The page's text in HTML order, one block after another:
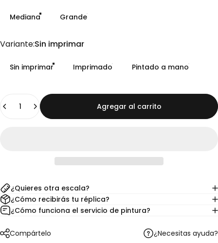
Mediana Grande
Variante
Variante:Sin imprimar
Sin imprimar Imprimado Pintado a mano
Cantidad
Agregar al carrito
¿Quieres otra escala?
¿Cómo recibirás tu réplica?
¿Cómo funciona el servicio de pintura?
Compártelo ¿Necesitas ayuda?